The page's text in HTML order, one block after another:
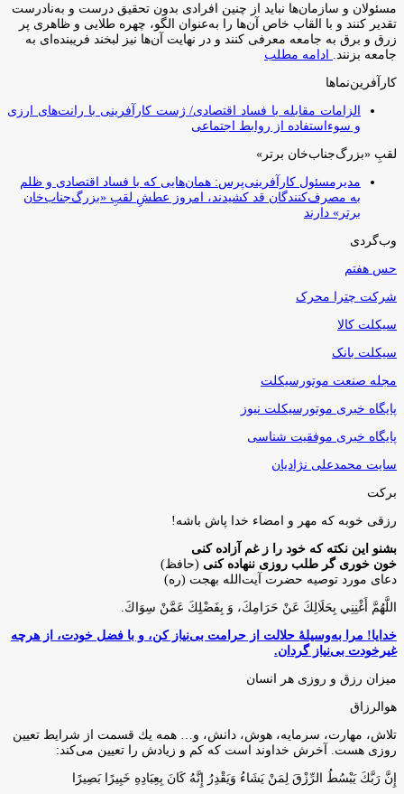
مسئولان و سازمان‌ها نباید از چنین افرادی بدون تحقیق درست و به‌نادرست
تقدیر کنند و با القاب خاص آ‌ن‌ها را به‌عنوان الگو، چهره طلایی و ظاهری پر
زرق و برق به جامعه معرفی کنند و در نهایت آن‌ها نیز لبخند فریبنده‌ای به
جامعه بزنند.
ادامه مطلب
کارآفرین‌نماها
الزامات مقابله با فساد اقتصادی/ ژست کارآفرینی با رانت‌های ارزی
و سوءاستفاده از روابط اجتماعی
لقبِ «بزرگ‌جناب‌خان برتر»
مدیرمسئول کارآفرینی‌پرس: همان‌هایی که با فساد اقتصادی و ظلم
به مصرف‌کنندگان قد کشیدند، امروز عطشِ لقبِ «بزرگ‌جناب‌خان
برتر» دارند
وب‌گردی
حس هفتم
شرکت چترا محرک
سیکلت کالا
سیکلت بانک
مجله صنعت موتورسیکلت
پایگاه خبری موتورسیکلت نیوز
پایگاه خبری موفقیت شناسی
سایت محمدعلی نژادیان
برکت
رزقی خوبه كه مهر و امضاء خدا پاش باشه!
بشنو این نکته که خود را ز غم آزاده کنی
خون خوری گر طلب روزی ننهاده کنی (حافظ)
دعای مورد توصیه حضرت آیت‌الله بهجت (ره)
اللَّهُمَّ أَغْنِنِي بِحَلَالِكَ عَنْ حَرَامِكَ، وَ بِفَضْلِكَ عَمَّنْ سِوَاكَ‏.
خدایا! مرا به‌وسیلۀ حلالت از حرامت بی‌نیاز کن، و با فضل خودت، از هرچه
غیرخودت بی‌نیاز گردان.
میزان رزق و روزی هر انسان
هوالرزاق
تلاش، مهارت، سرمايه، هوش، دانش، و… همه يك قسمت از شرايط تعيين
روزى هست. آخرش خداوند است كه كم و زيادش را تعيين مى‌كند:
إِنَّ رَبَّكَ يَبْسُطُ الرِّزْقَ لِمَنْ يَشَاءُ وَيَقْدِرُ إِنَّهُ كَانَ بِعِبَادِهِ خَبِيرًا بَصِيرًا